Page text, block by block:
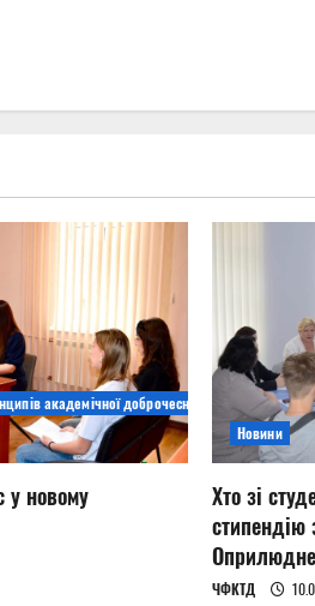
академічної доброчесності
у новому
Новини
Хто зі
стипендію
ЧФКТД